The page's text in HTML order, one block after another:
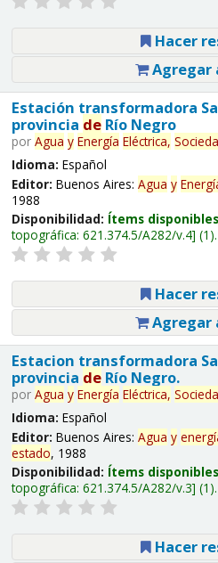
Hacer
Agregar
Estación transformadora
provincia deRío Negro
por Agua y Energía Eléctrica,
Idioma: Español
Editor: Buenos Aires: Agua y
1988
Disponibilidad: Ítems
topográfica: 621.374.5/A282/v.4 (1).
Hacer
Agregar
Estacion transformadora
provincia deRío Negro.
por Agua y Energía Eléctrica,
Idioma: Español
Editor: Buenos Aires: Agua y
estado, 1988
Disponibilidad: Ítems
topográfica: 621.374.5/A282/v.3 (1).
Hacer